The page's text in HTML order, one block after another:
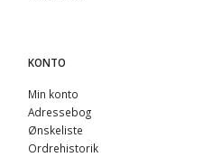
KONTO
Min konto
Adressebog
Ønskeliste
Ordrehistorik